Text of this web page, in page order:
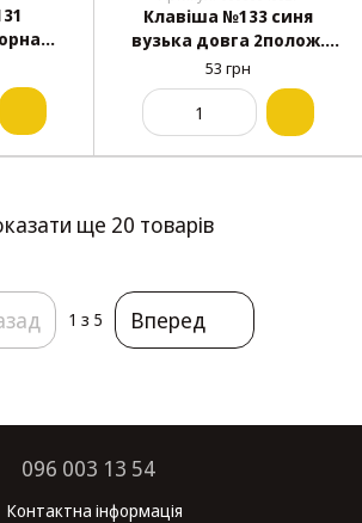
з
Клавіша №133 синя
вузька довга 2полож.
On\Off (RS10)
53 грн
ще 20 товарів
1 з 5 Вперед
096 003 13 54
Контактна інформація